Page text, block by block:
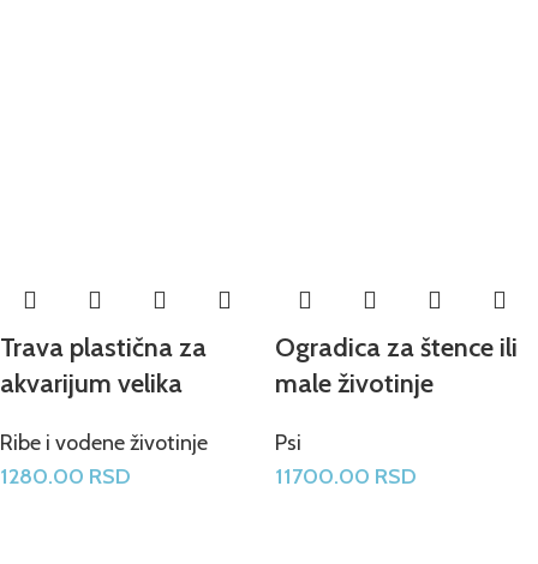
Trava plastična za
akvarijum velika
Ribe i vodene životinje
1280.00 RSD
Ogradica za štence ili
male životinje
Psi
11700.00 RSD